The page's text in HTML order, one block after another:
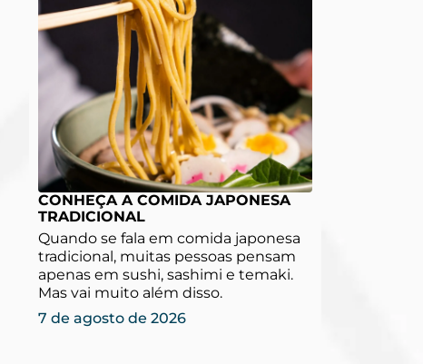
CONHEÇA A COMIDA JAPONESA
TRADICIONAL
Quando se fala em comida japonesa
tradicional, muitas pessoas pensam
apenas em sushi, sashimi e temaki.
Mas vai muito além disso.
7 de agosto de 2026